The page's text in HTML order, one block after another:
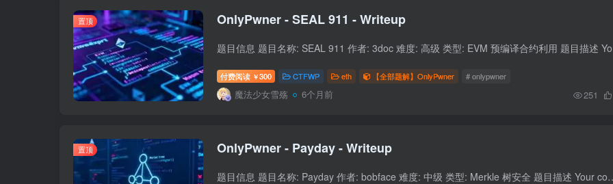
置顶 OnlyPwner - SEAL 911 - Writeup
付费阅读 ￥300 CTFWP eth 【全部题解】OnlyPwner # onlypwner
魔法少女雪殇 6个月前 251
置顶 OnlyPwner - Payday - Writeup
题目信息 题目名称: Payday 作者: bobface 难度: 中级 类型: